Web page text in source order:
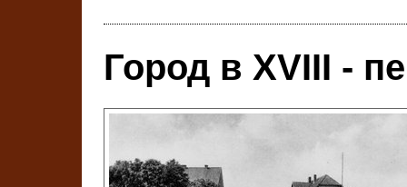
Город в ХVIII -